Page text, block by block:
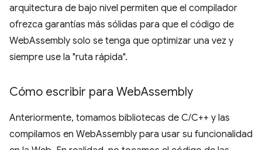
arquitectura de bajo nivel permiten que el compilador
ofrezca garantías más sólidas para que el código de
WebAssembly solo se tenga que optimizar una vez y
siempre use la "ruta rápida".
Cómo escribir para WebAssembly
Anteriormente, tomamos bibliotecas de C/C++ y las
compilamos en WebAssembly para usar su funcionalidad